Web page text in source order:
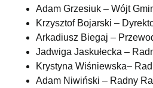
Adam Grzesiuk – Wójt
Krzysztof Bojarski –
Arkadiusz Biegaj –
Jadwiga Jaskułecka –
Krystyna Wiśniewska–
Adam Niwiński – Radny